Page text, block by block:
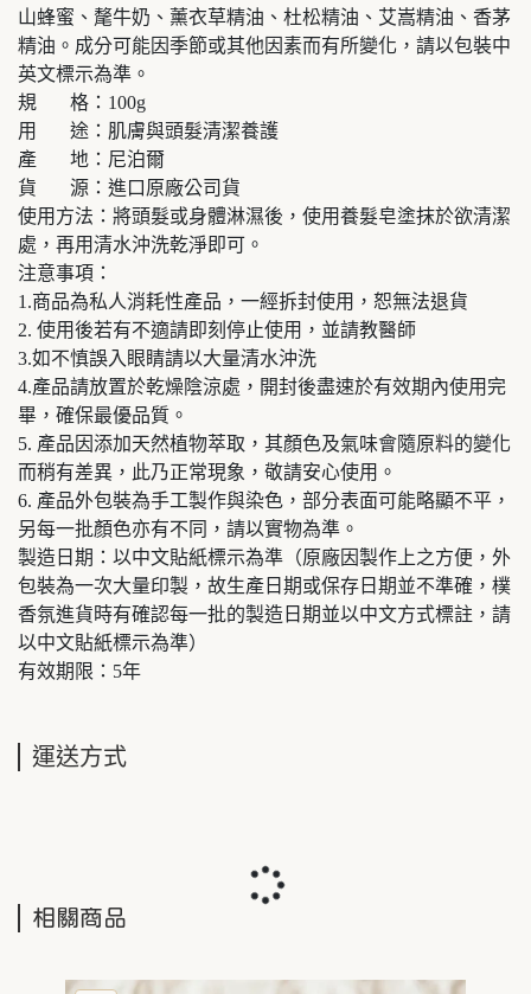
山蜂蜜、氂牛奶、薰衣草精油、杜松精油、艾嵩精油、香茅
精油。成分可能因季節或其他因素而有所變化，請以包裝中
英文標示為準。
規 格：100g
用 途：肌膚與頭髮清潔養護
產 地：尼泊爾
貨 源：進口原廠公司貨
使用方法：將頭髮或身體淋濕後，使用養髮皂塗抹於欲清潔
處，再用清水沖洗乾淨即可。
注意事項：
1.商品為私人消耗性產品，一經拆封使用，恕無法退貨
2. 使用後若有不適請即刻停止使用，並請教醫師
3.如不慎誤入眼睛請以大量清水沖洗
4.產品請放置於乾燥陰涼處，開封後盡速於有效期內使用完
畢，確保最優品質。
5. 產品因添加天然植物萃取，其顏色及氣味會隨原料的變化
而稍有差異，此乃正常現象，敬請安心使用。
6. 產品外包裝為手工製作與染色，部分表面可能略顯不平，
另每一批顏色亦有不同，請以實物為準。
製造日期：以中文貼紙標示為準（原廠因製作上之方便，外
包裝為一次大量印製，故生產日期或保存日期並不準確，樸
香氛進貨時有確認每一批的製造日期並以中文方式標註，請
以中文貼紙標示為準）
有效期限：5年
運送方式
相關商品